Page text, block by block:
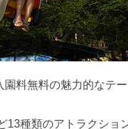
料無料の魅力的なテー
13種類のアトラクショ